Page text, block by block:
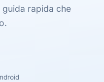
rapida che